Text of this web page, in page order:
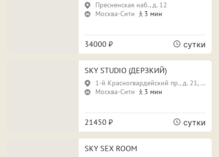
ПРИМЕНИТЬ ФИЛЬТРЫ ЗАКРЫТЬ
Пресненская наб., д. 12
Москва-Сити
3 мин
34000 ₽ сутки
SKY STUDIO (ДЕРЗКИЙ)
1-й Красногвардейский пр., д. 21, стр. 1
Москва-Сити
3 мин
21450 ₽ сутки
SKY SEX ROOM